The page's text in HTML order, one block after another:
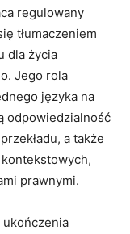
regulowany
tłumaczeniem
dla życia
Jego rola
języka na
odpowiedzialność
a także
prawnymi.
ukończenia